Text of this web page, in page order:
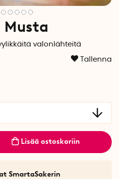
Musta
valonlähteitä
Tallenna
Lisää ostoskoriin
SmartaSakerin